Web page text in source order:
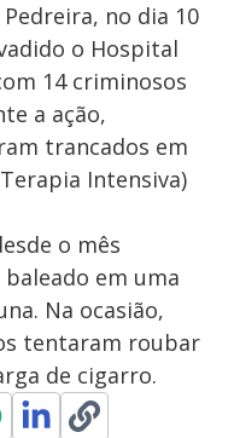
no dia 10
o Hospital
14 criminosos
a ação,
trancados em
Intensiva)
o mês
em uma
Na ocasião,
tentaram roubar
de cigarro.